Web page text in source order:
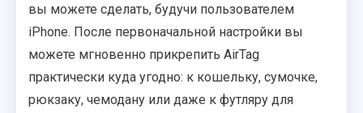
вы можете сделать, будучи пользователем
iPhone. После первоначальной настройки вы
можете мгновенно прикрепить AirTag
практически куда угодно: к кошельку, сумочке,
рюкзаку, чемодану или даже к футляру для